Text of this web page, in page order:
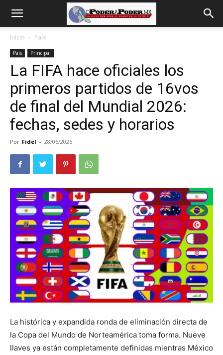
poder
Poder
Inicio País
País Principal
La FIFA hace oficiales los
primeros partidos de 16vos
de final del Mundial 2026:
fechas, sedes y horarios
Por Fidel - 28/06/2026
La histórica y expandida ronda de eliminación directa de
la Copa del Mundo de Norteamérica toma forma. Nueve
llaves ya están completamente definidas mientras México